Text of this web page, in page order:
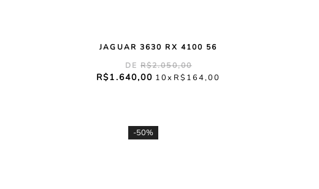
JAGUAR 3630 RX 4100 56
R$2.050,00
R$1 .640,00 10 R$ 164,00
-50%